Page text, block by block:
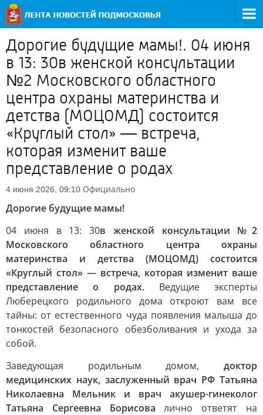
Дорогие будущие мамы!. 04 июня
в 13: 30в женской консультации
№2 Московского областного
центра охраны материнства и
детства (МОЦОМД) состоится
«Круглый стол» — встреча,
которая изменит ваше
представление о родах
4 июня 2026, 09:10 Официально
Дорогие будущие мамы!
04 июня в 13: 30в женской консультации №2
Московского областного центра охраны
материнства и детства (МОЦОМД) состоится
«Круглый стол» — встреча, которая изменит ваше
представление о родах. Ведущие эксперты
Люберецкого родильного дома откроют вам все
тайны: от естественного чуда появления малыша до
тонкостей безопасного обезболивания и ухода за
собой.
Заведующая родильным домом, доктор
медицинских наук, заслуженный врач РФ Татьяна
Николаевна Мельник и врач акушер-гинеколог
Татьяна Сергеевна Борисовалично ответят на